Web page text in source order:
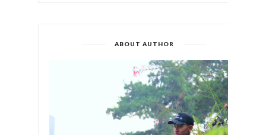
ABOUT AUTHOR